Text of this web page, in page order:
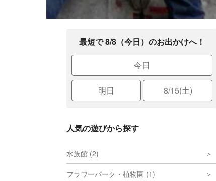
最短で 8/8（今日）のお出かけへ！
今日
明日 8/15(土)
人気の遊びから探す
水族館 (2)
フラワーパーク・植物園 (1)